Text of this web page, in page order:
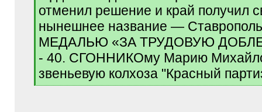
отменил решение и край получил
нынешнее название —
МЕДАЛЬЮ «ЗА ТРУДОВУЮ
- 40. СГОННИКОму Марию
звеньевую колхоза "Красный
[